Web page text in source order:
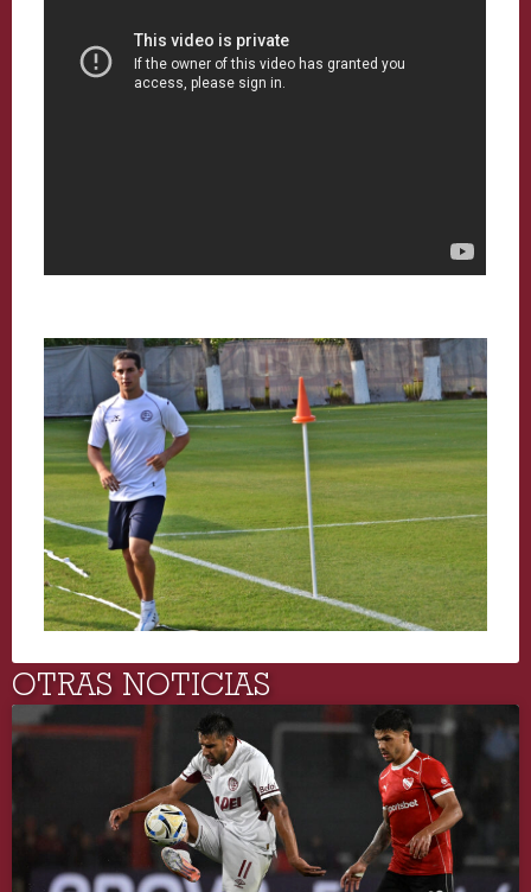
OTRAS NOTICIAS